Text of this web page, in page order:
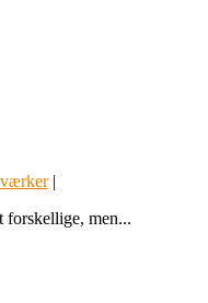
|
forskellige, men...